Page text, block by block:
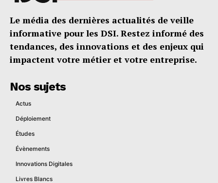
Le média des dernières actualités de veille
informative pour les DSI. Restez informé des
tendances, des innovations et des enjeux qui
impactent votre métier et votre entreprise.
Nos sujets
Actus
Déploiement
Études
Évènements
Innovations Digitales
Livres Blancs